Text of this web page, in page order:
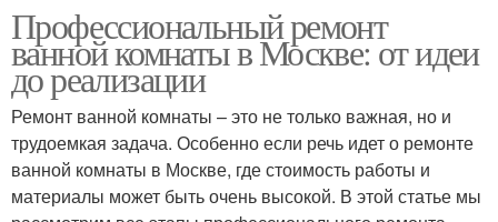
Профессиональный ремонт
ванной комнаты в Москве: от идеи
до реализации
Ремонт ванной комнаты – это не только важная, но и
трудоемкая задача. Особенно если речь идет о ремонте
ванной комнаты в Москве, где стоимость работы и
материалы может быть очень высокой. В этой статье мы